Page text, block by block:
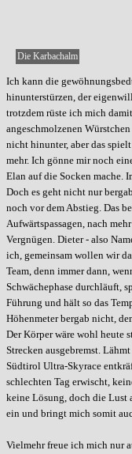
Die Karbachalm
Ich kann die
hinunterstürzen, der
trotzdem rüste ich mich
angeschmolzenen
nicht hinunter, aber das
mehr. Ich gönne mir noch
Elan auf die Socken mache.
Doch es geht nicht nur
noch vor dem Abstieg. Das
Aufwärtspassagen, nach
Vergnügen. Dieter - also
ich, gemeinsam wollen wir
Team, denn immer dann,
Schwächephase durchläuft,
Führung und hält so das
Höhenmeter bergab nicht,
Der Körper wäre wohl heute
Strecken ausgebremst.
Südtirol Ultra-Skyrace
schlechten Tag erwischt,
keine Lösung, doch die Lust
ein und bringt mich somit
Vielmehr freue ich mich nur